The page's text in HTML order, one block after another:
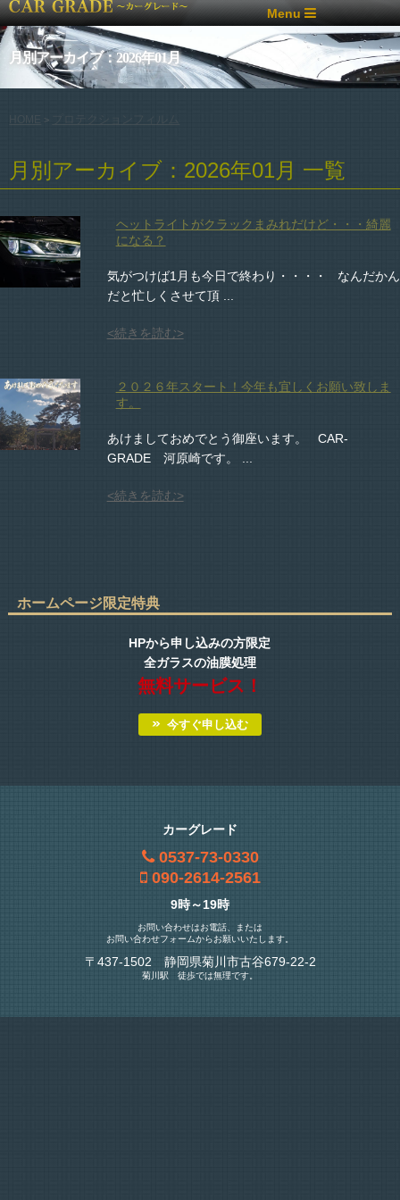
Menu
月別アーカイブ：2026年01月
>
月別アーカイブ：2026年01月 一覧
ヘットライトがクラックまみれだけど・・・綺麗
になる？
気がつけば1月も今日で終わり・・・・ なんだかん
だと忙しくさせて頂 ...
<続きを読む>
２０２６年スタート！今年も宜しくお願い致しま
す。
あけましておめでとう御座います。 CAR-
GRADE 河原崎です。 ...
<続きを読む>
ホームページ限定特典
HPから申し込みの方限定
全ガラスの油膜処理
無料サービス！
今すぐ申し込む
カーグレード
0537-73-0330
090-2614-2561
9時～19時
お問い合わせはお電話、または
お問い合わせフォームからお願いいたします。
〒437-1502 静岡県菊川市古谷679-22-2
菊川駅 徒歩では無理です。